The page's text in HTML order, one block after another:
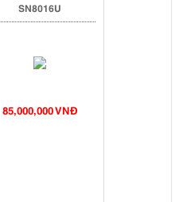
SN8016U
85,000,000 VNĐ